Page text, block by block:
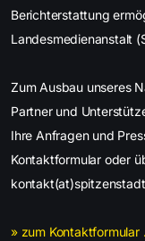
Berichterstattung
Landesmedienanstalt
Zum Ausbau unseres
Partner und
Ihre Anfragen und
Kontaktformular oder
» zum Kontaktformular